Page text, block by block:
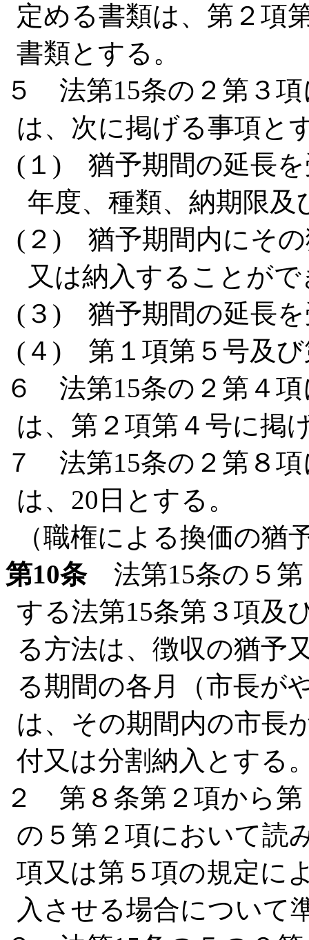
定める書類は、第２項
書類とする。
５ 法第15条の２第３
は、次に掲げる事項と
(１) 猶予期間の延長を
年度、種類、納期限及
(２) 猶予期間内にその
又は納入することが
(３) 猶予期間の延長
(４) 第１項第５号及び
６ 法第15条の２第４
は、第２項第４号に掲
７ 法第15条の２第８
は、20日とする。
（職権による換価の猶
第10条法第15条の５第
する法第15条第３項及
る方法は、徴収の猶予
る期間の各月（市長が
は、その期間内の市長
付又は分割納入とする
２ 第８条第２項から第
の５第２項において読
項又は第５項の規定に
入させる場合について